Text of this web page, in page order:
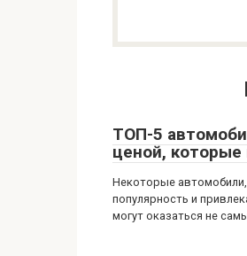
ТОП-5
ценой, которые
Некоторые
популярность и
могут оказаться не